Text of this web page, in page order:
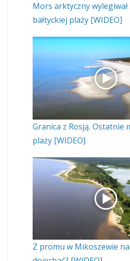
Mors arktyczny wylegiwał
bałtyckiej plaży [WIDEO]
Granica z Rosją. Ostatnie
plaży [WIDEO]
Z promu w Mikoszewie na